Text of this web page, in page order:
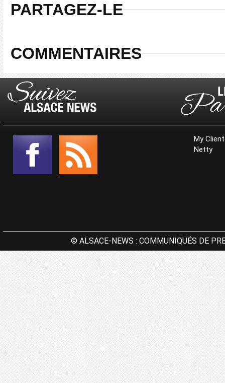
PARTAGEZ-LE
COMMENTAIRES
My
Netty
© ALSACE-NEWS : COMMUNIQUÉS DE